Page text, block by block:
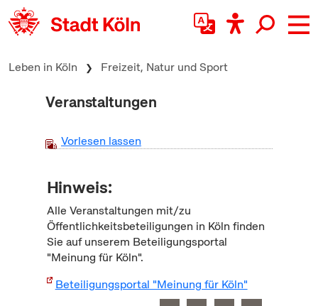
zum Inhalt springen
Leben in Köln Freizeit, Natur und Sport
Veranstaltungen
Vorlesen lassen
Hinweis:
Alle Veranstaltungen mit/zu
Öffentlichkeitsbeteiligungen in Köln finden
Sie auf unserem Beteiligungsportal
"Meinung für Köln".
Beteiligungsportal "Meinung für Köln"